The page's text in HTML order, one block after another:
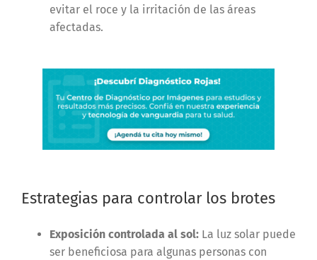
evitar el roce y la irritación de las áreas
afectadas​.
Estrategias para controlar los brotes
Exposición controlada al sol: La luz solar puede
ser beneficiosa para algunas personas con